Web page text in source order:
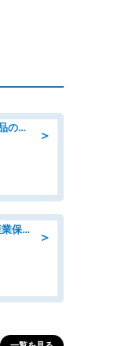
＞
未経験/トヨタ自動車 上郷工場で部品の運搬作業/tutumi
＞
「土日祝休み」ヘルスケア業界の産業保健師/高時給/未経験OK/要資格:保健師、正看護師